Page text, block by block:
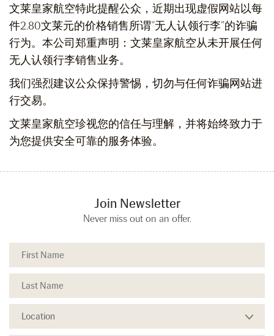
文莱皇家航空特此提醒公众，近期出现虚假网站以每
件2.80文莱元的价格销售所谓”无人认领行李”的诈骗
行为。本公司郑重声明：文莱皇家航空从未开展任何
无人认领行李销售业务。
我们强烈建议公众保持警惕，切勿与任何诈骗网站进
行交易。
文莱皇家航空珍视您的信任与理解，并将始终致力于
为您提供安全可靠的服务体验。
Join Newsletter
Never miss out on an offer.